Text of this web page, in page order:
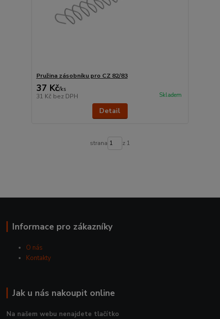
Pružina zásobníku pro CZ 82/83
37 Kč/ks
31 Kč bez DPH Skladem
Detail
strana z 1
Informace pro zákazníky
O nás
Kontakty
Jak u nás nakoupit online
Na našem webu nenajdete tlačítko